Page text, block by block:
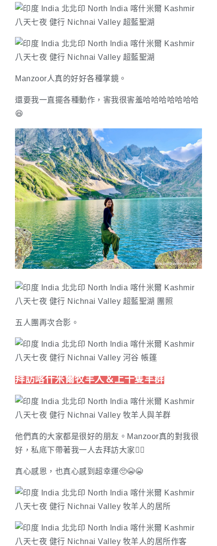
Manzoor人真的好好各種掌鏡。
還要我一直擺各種動作，害我很害羞哈哈哈哈哈哈哈
😆
五人團再次合影。
拜訪喀什米爾牧羊人＆上千隻羊群
他們真的大家都是很好的朋友。Manzoor真的對我很
好，私底下帶著我一人去拜訪大家🙇‍♀️
真心感恩，也真心感到超幸運🥺😭😭